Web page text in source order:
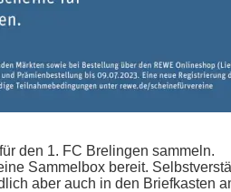
den 1. FC Brelingen sammeln.
Sammelbox bereit.
aber auch in den Briefkasten